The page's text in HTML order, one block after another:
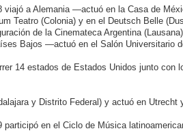
viajó a Alemania ―actuó en la Casa de
Teatro (Colonia) y en el Deutsch Belle
de la Cinemateca Argentina
Bajos ―actuó en el Salón Universitario
14 estados de Estados Unidos junto con
y Distrito Federal) y actuó en
participó en el Ciclo de Música